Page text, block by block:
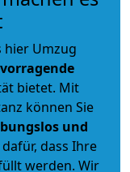
hier Umzug
bietet. Mit
können Sie
und
dass Ihre
werden. Wir